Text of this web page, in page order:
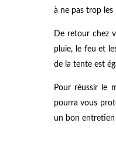
à ne pas trop les
De retour chez
pluie, le feu et
de la tente est
Pour réussir le
pourra vous
un bon